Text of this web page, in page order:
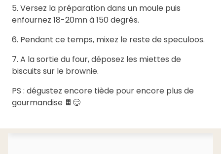
5. Versez la préparation dans un moule puis
enfournez 18-20mn à 150 degrés.
6. Pendant ce temps, mixez le reste de speculoos.
7. A la sortie du four, déposez les miettes de
biscuits sur le brownie.
PS : dégustez encore tiède pour encore plus de
gourmandise 🍫😋